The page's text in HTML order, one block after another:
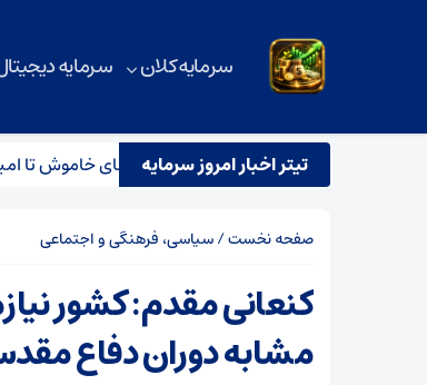
سرمایه کلان سرمایه
تیتر اخبار امروز سرمایه
نجات میراث گره‌خورده ایران؛ از دارهای خاموش تا امید
صفحه نخست/سیاسی، فرهنگی و اجتماعی
کنعانی مقدم: کشور
مشابه دوران دفاع